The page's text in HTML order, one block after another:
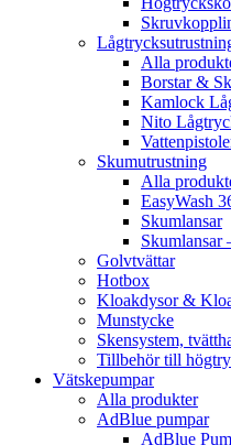
Alla
Borstar &
Kamlock
Nito
Skumutrustning
Alla
EasyWash
Skumlansar
Skumlansar
Golvtvättar
Hotbox
Kloakdysor &
Munstycke
Skensystem,
Tillbehör till
Vätskepumpar
Alla produkter
AdBlue pumpar
AdBlue